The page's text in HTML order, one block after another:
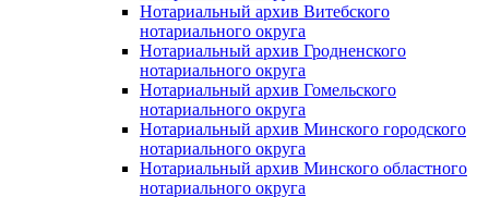
Нотариальный архив Витебского
нотариального округа
Нотариальный архив Гродненского
нотариального округа
Нотариальный архив Гомельского
нотариального округа
Нотариальный архив Минского городского
нотариального округа
Нотариальный архив Минского областного
нотариального округа